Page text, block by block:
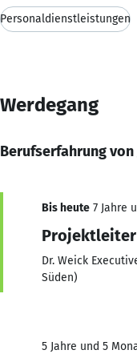
Personaldienstleistungen
Werdegang
Berufserfahrung von
Bis heute 7 Jahre
Projektleiter
Dr. Weick
Süden)
5 Jahre und 5